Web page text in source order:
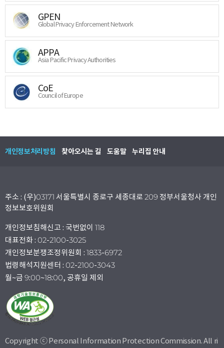
GPEN
Global Privacy Enforcement Network
APPA
Asia Pacific Privacy Authorities
CoE
Council of Europe
개인정보처리방침 찾아오시는 길 도움말 누리집 안내
주소 : (우)03171 서울특별시 종로구 세종대로 209 정부서울청사 개인
정보보호위원회
개인정보침해신고 : 국번없이 118
대표전화 : 02-2100-3025
개인정보분쟁조정위원회 : 1833-6972
법령해석지원센터 : 02-2100-3043
월~금 9:00~18:00, 공휴일 제외
Copyright ⓒ Personal Information Protection Commission. All ri